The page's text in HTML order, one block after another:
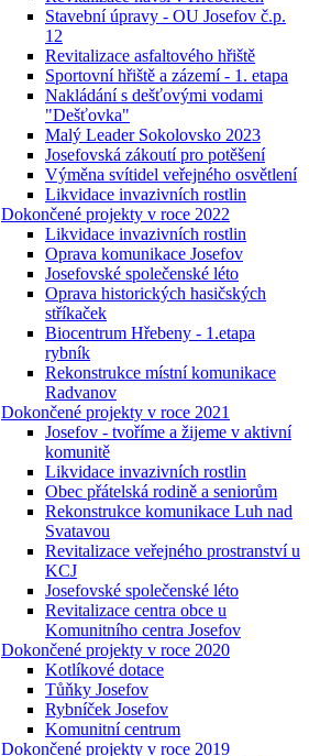
Stavební úpravy - OU Josefov č.p.
12
Revitalizace asfaltového hřiště
Sportovní hřiště a zázemí - 1. etapa
Nakládání s dešťovými vodami
"Dešťovka"
Malý Leader Sokolovsko 2023
Josefovská zákoutí pro potěšení
Výměna svítidel veřejného osvětlení
Likvidace invazivních rostlin
Dokončené projekty v roce 2022
Likvidace invazivních rostlin
Oprava komunikace Josefov
Josefovské společenské léto
Oprava historických hasičských
stříkaček
Biocentrum Hřebeny - 1.etapa
rybník
Rekonstrukce místní komunikace
Radvanov
Dokončené projekty v roce 2021
Josefov - tvoříme a žijeme v aktivní
komunitě
Likvidace invazivních rostlin
Obec přátelská rodině a seniorům
Rekonstrukce komunikace Luh nad
Svatavou
Revitalizace veřejného prostranství u
KCJ
Josefovské společenské léto
Revitalizace centra obce u
Komunitního centra Josefov
Dokončené projekty v roce 2020
Kotlíkové dotace
Tůňky Josefov
Rybníček Josefov
Komunitní centrum
Dokončené projekty v roce 2019